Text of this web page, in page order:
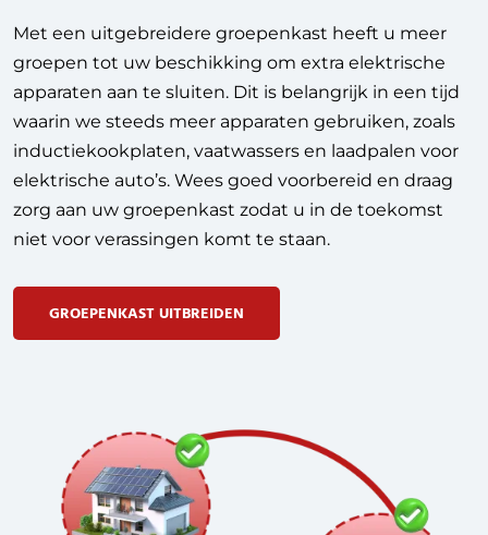
Met een uitgebreidere groepenkast heeft u meer
groepen tot uw beschikking om extra elektrische
apparaten aan te sluiten. Dit is belangrijk in een tijd
waarin we steeds meer apparaten gebruiken, zoals
inductiekookplaten, vaatwassers en laadpalen voor
elektrische auto’s. Wees goed voorbereid en draag
zorg aan uw groepenkast zodat u in de toekomst
niet voor verassingen komt te staan.
GROEPENKAST UITBREIDEN